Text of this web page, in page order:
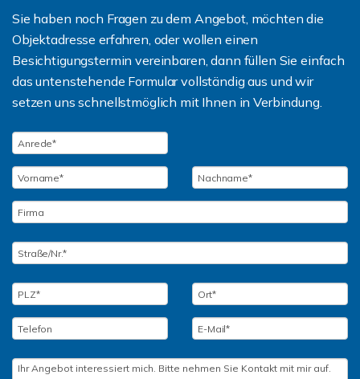
Sie haben noch Fragen zu dem Angebot, möchten die
Objektadresse erfahren, oder wollen einen
Besichtigungstermin vereinbaren, dann füllen Sie einfach
das untenstehende Formular vollständig aus und wir
setzen uns schnellstmöglich mit Ihnen in Verbindung.